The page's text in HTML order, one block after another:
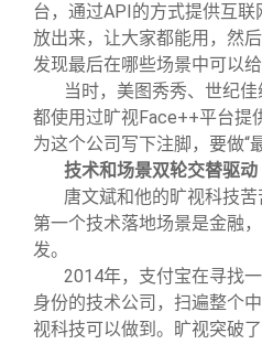
台，通过API的方式提供互
放出来，让大家都能用，然
发现最后在哪些场景中可以给
当时，美图秀秀、世纪
都使用过旷视Face++平台提
为这个公司写下注脚，要做“
技术和场景双轮交替驱动
唐文斌和他的旷视科技
第一个技术落地场景是金融
发。
2014年，支付宝在寻找
身份的技术公司，扫遍整个
视科技可以做到。旷视突破